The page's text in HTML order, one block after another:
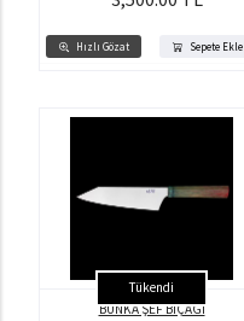
Hızlı Gözat Sepete Ekle
Tükendi
BUNKA ŞEF BIÇAĞI